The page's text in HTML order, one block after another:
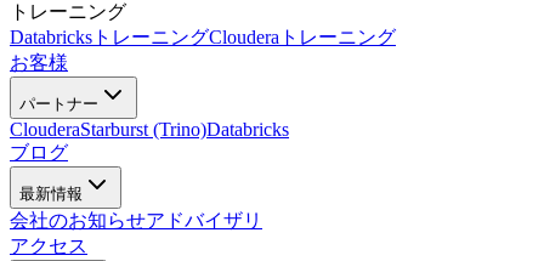
トレーニング
DatabricksトレーニングClouderaトレーニング
お客様
パートナー
ClouderaStarburst (Trino)Databricks
ブログ
最新情報
会社のお知らせアドバイザリ
アクセス